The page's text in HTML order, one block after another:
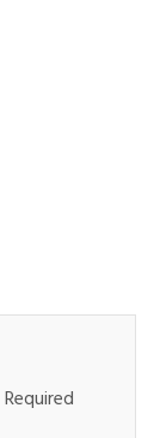
Required